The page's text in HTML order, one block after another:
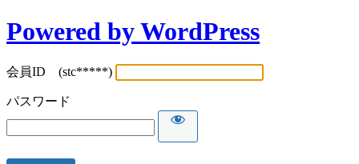
Powered by WordPress
会員ID (stc*****)
パスワード